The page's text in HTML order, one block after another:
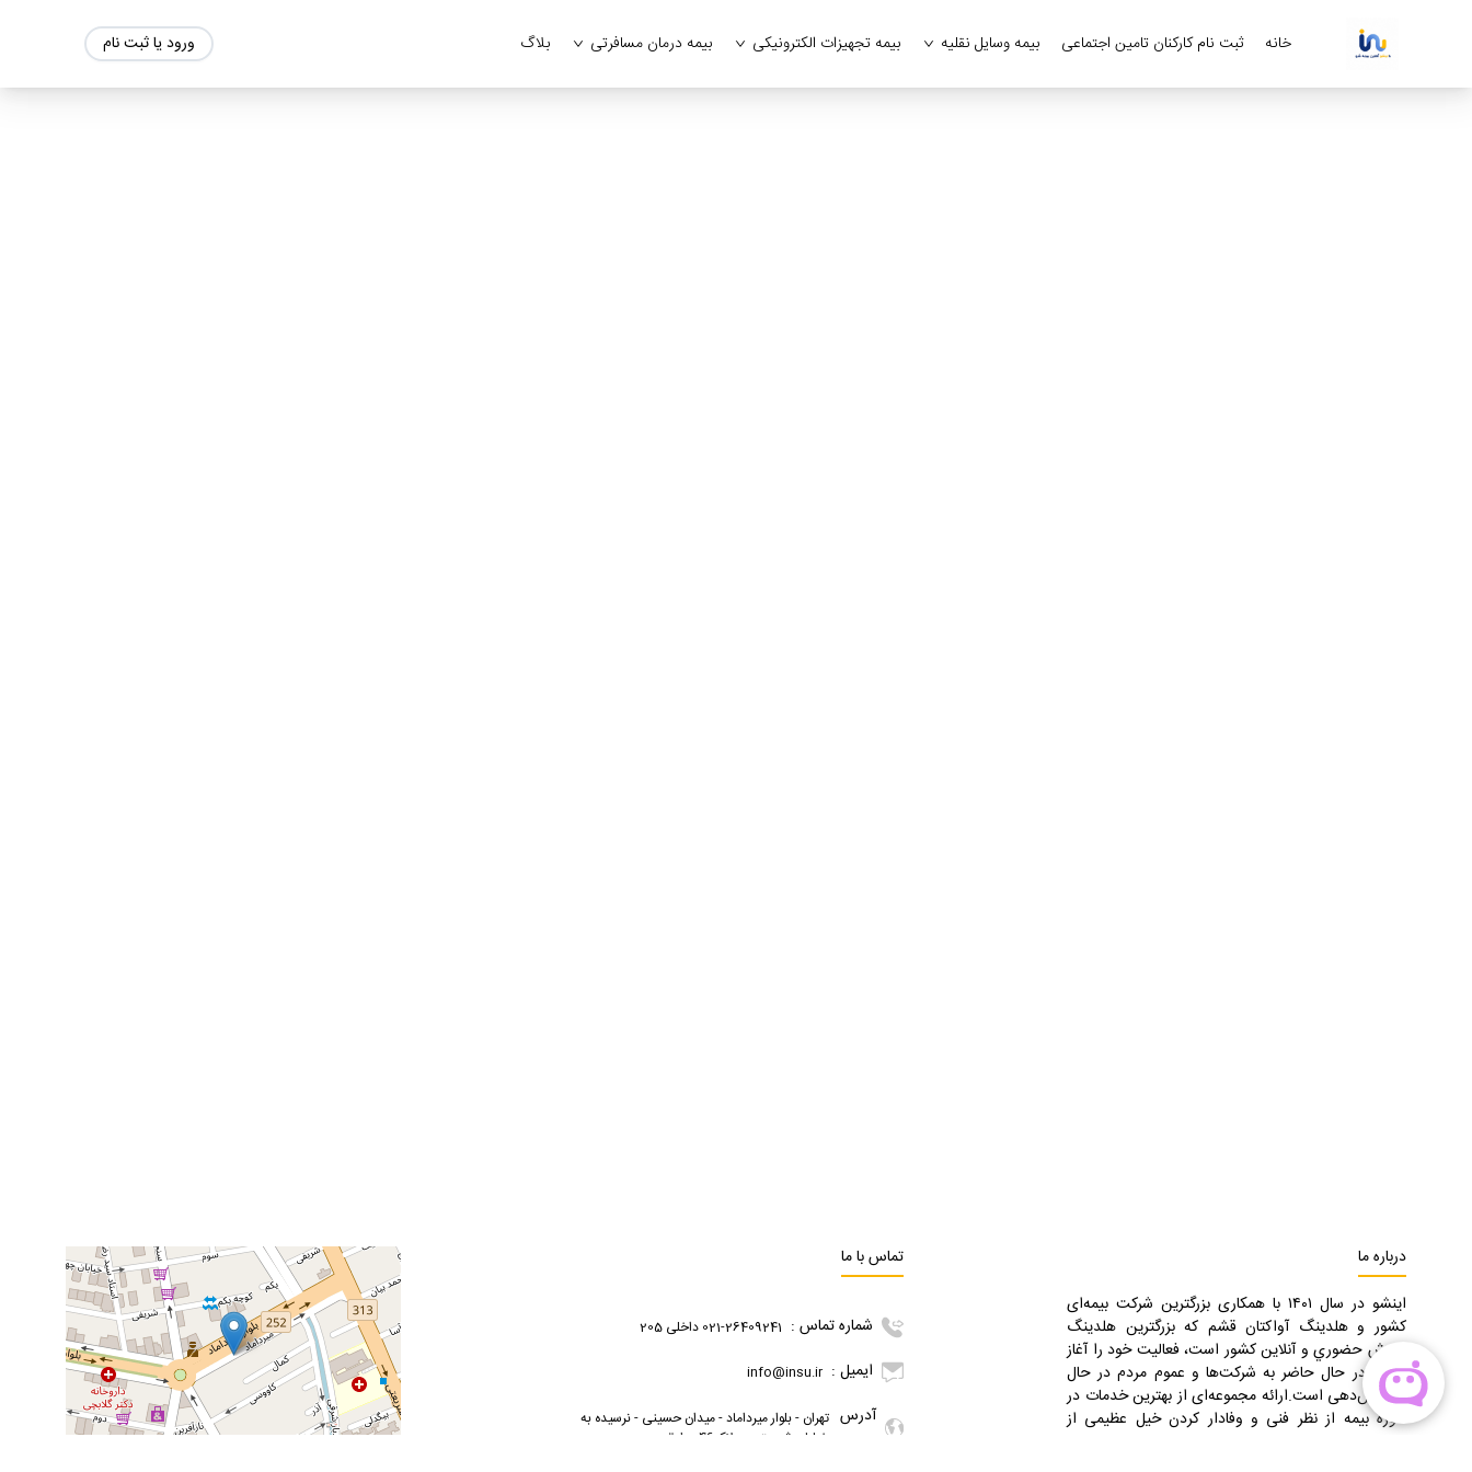
خانه ثبت نام کارکنان تامین اجتماعی بیمه وسایل نقلیه بیمه تجهیزات الکترونیکی بیمه درمان مسافرتی بلاگ ورود یا ثبت نام
درباره ما
اينشو در سال ١٤٠١ با همكاری بزرگترين شركت بيمه‌ای
كشور و هلدينگ آواكتان قشم كه بزرگترين هلدينگ
فروش حضوري و آنلاين كشور است، فعالیت خود را آغاز
کرد و در حال حاضر به شرکت‌ها و عموم مردم در حال
سرویس‌دهی است.ارائه مجموعه‌ای از بهترین خدمات در
حوزه بيمه‌ از نظر فنی و وفادار کردن خیل عظیمی از
تماس با ما
شماره تماس : 021-26409241 داخلی 205
ایمیل : info@insu.ir
آدرس تهران - بلوار میرداماد - میدان حسینی - نرسیده به
خیابان شریعتی - پلاک46 - طبقه سوم
گوگل مپ